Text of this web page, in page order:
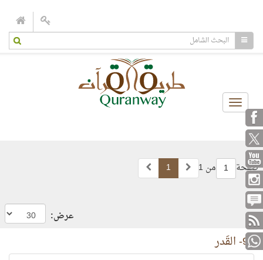
Toggle
navigation
صفحة 1 من 1 1
عرض:
97- القَدر